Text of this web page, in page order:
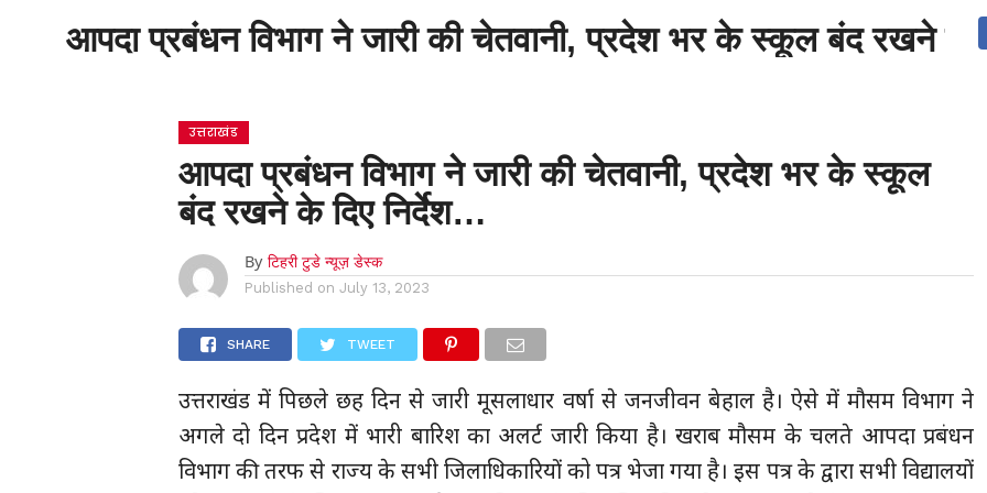
होम उत्तराखंड देश दुनिया संपर्क करें
आपदा प्रबंधन विभाग ने जारी की चेतवानी, प्रदेश भर के स्कूल बंद रखने के
उत्तराखंड
आपदा प्रबंधन विभाग ने जारी की चेतवानी, प्रदेश भर के स्कूल
बंद रखने के दिए निर्देश…
By टिहरी टुडे न्यूज़ डेस्क
Published on July 13, 2023
SHARE TWEET
उत्तराखंड में पिछले छह दिन से जारी मूसलाधार वर्षा से जनजीवन बेहाल है। ऐसे में मौसम विभाग ने
अगले दो दिन प्रदेश में भारी बारिश का अलर्ट जारी किया है। खराब मौसम के चलते आपदा प्रबंधन
विभाग की तरफ से राज्य के सभी जिलाधिकारियों को पत्र भेजा गया है। इस पत्र के द्वारा सभी विद्यालयों